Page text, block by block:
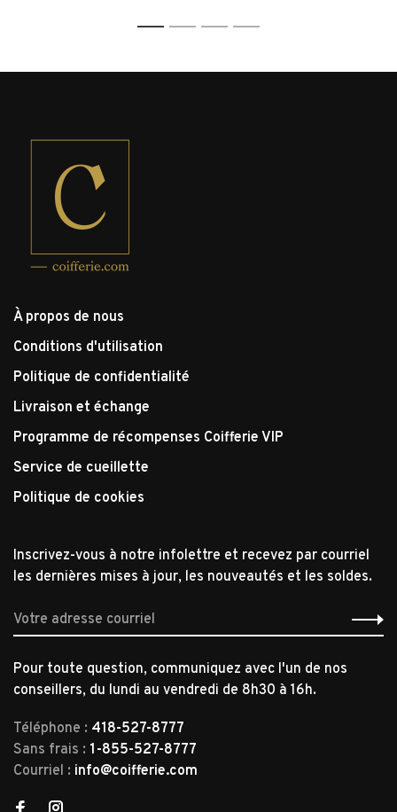
1 2 3 4
À propos de nous
Conditions d'utilisation
Politique de confidentialité
Livraison et échange
Programme de récompenses Coifferie VIP
Service de cueillette
Politique de cookies
Inscrivez-vous à notre infolettre et recevez par courriel
les dernières mises à jour, les nouveautés et les soldes.
Pour toute question, communiquez avec l'un de nos
conseillers, du lundi au vendredi de 8h30 à 16h.
Téléphone : 418-527-8777
Sans frais : 1-855-527-8777
Courriel : info@coifferie.com